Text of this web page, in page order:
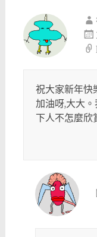
祝大家新年快
加油呀,大大
下人不怎麼欣